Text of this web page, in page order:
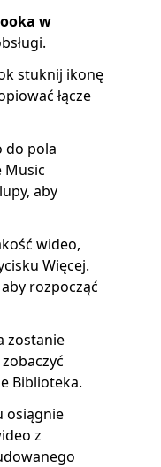
w
stuknij ikonę
łącze
do pola
Music
aby
wideo,
Więcej.
rozpocząć
zostanie
Biblioteka.
osiągnie
z